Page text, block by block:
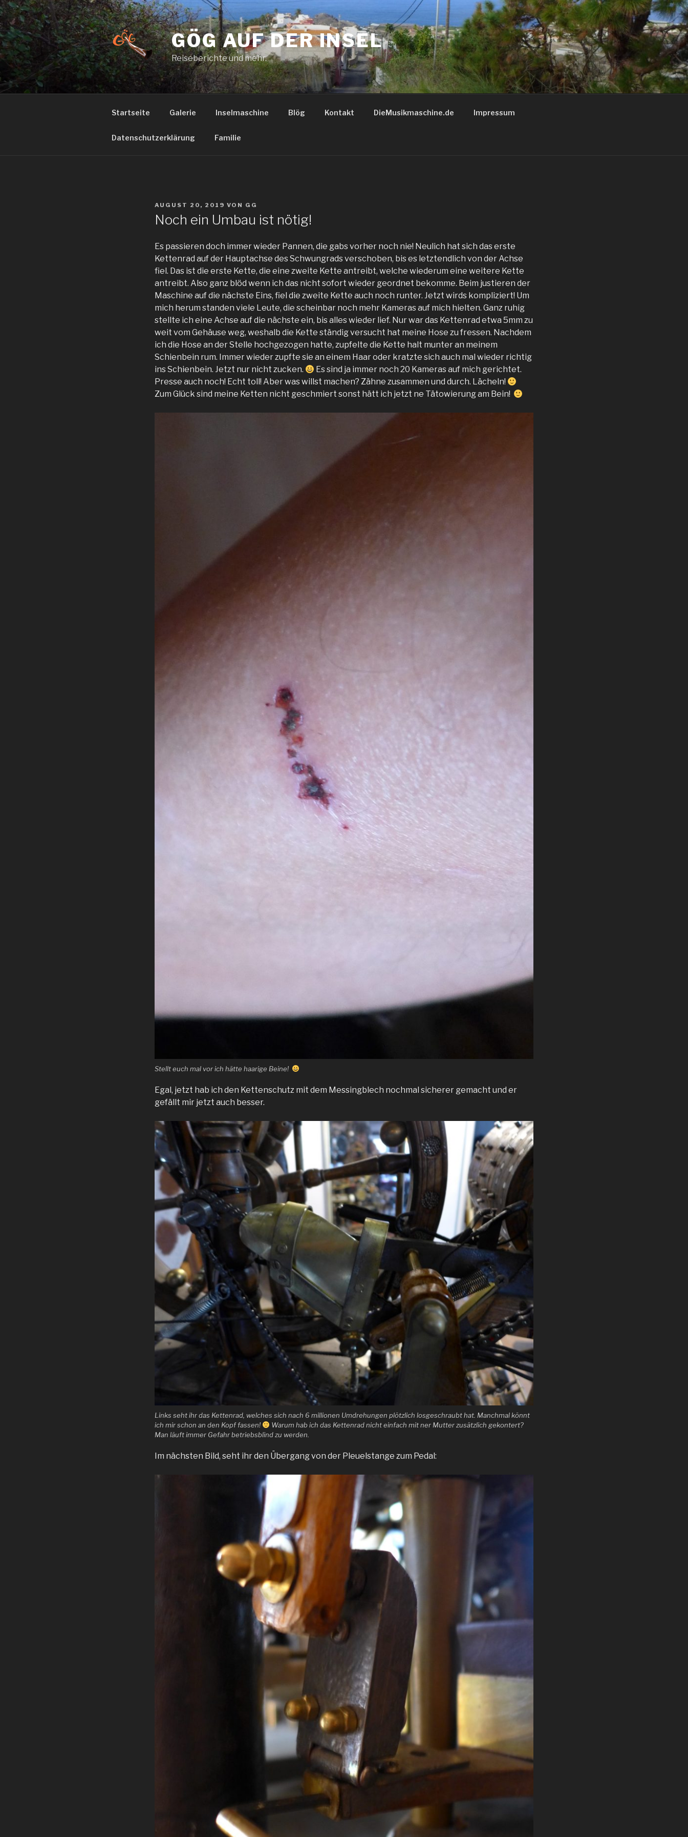
Zum
Inhalt
springen
GÖG AUF DER INSEL
Reiseberichte und mehr.
Startseite Galerie Inselmaschine Blög Kontakt DieMusikmaschine.de Impressum
Datenschutzerklärung Familie
VERÖFFENTLICHT
AUGUST 20, 2019 VON GG
Noch ein Umbau ist nötig!
Es passieren doch immer wieder Pannen, die gabs vorher noch nie! Neulich hat sich das erste
Kettenrad auf der Hauptachse des Schwungrads verschoben, bis es letztendlich von der Achse
fiel. Das ist die erste Kette, die eine zweite Kette antreibt, welche wiederum eine weitere Kette
antreibt. Also ganz blöd wenn ich das nicht sofort wieder geordnet bekomme. Beim justieren der
Maschine auf die nächste Eins, fiel die zweite Kette auch noch runter. Jetzt wirds kompliziert! Um
mich herum standen viele Leute, die scheinbar noch mehr Kameras auf mich hielten. Ganz ruhig
stellte ich eine Achse auf die nächste ein, bis alles wieder lief. Nur war das Kettenrad etwa 5mm zu
weit vom Gehäuse weg, weshalb die Kette ständig versucht hat meine Hose zu fressen. Nachdem
ich die Hose an der Stelle hochgezogen hatte, zupfelte die Kette halt munter an meinem
Schienbein rum. Immer wieder zupfte sie an einem Haar oder kratzte sich auch mal wieder richtig
ins Schienbein. Jetzt nur nicht zucken.
Es sind ja immer noch 20 Kameras auf mich gerichtet.
Presse auch noch! Echt toll! Aber was willst machen? Zähne zusammen und durch. Lächeln!
Zum Glück sind meine Ketten nicht geschmiert sonst hätt ich jetzt ne Tätowierung am Bein!
Stellt euch mal vor ich hätte haarige Beine!
Egal, jetzt hab ich den Kettenschutz mit dem Messingblech nochmal sicherer gemacht und er
gefällt mir jetzt auch besser.
Links seht ihr das Kettenrad, welches sich nach 6 millionen Umdrehungen plötzlich losgeschraubt hat. Manchmal könnt
ich mir schon an den Kopf fassen!
Warum hab ich das Kettenrad nicht einfach mit ner Mutter zusätzlich gekontert?
Man läuft immer Gefahr betriebsblind zu werden.
Im nächsten Bild, seht ihr den Übergang von der Pleuelstange zum Pedal: